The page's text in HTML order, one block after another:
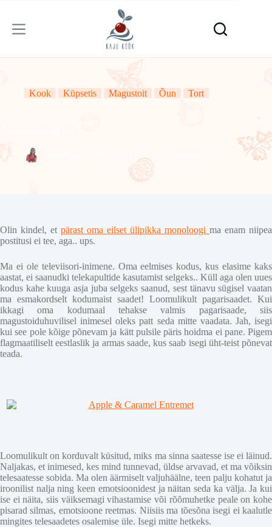
content
Kook Küpsetis Magustoit Õun Tort
Olin kindel, et pärast oma eilset ülipikka monoloogi ma enam niipea
postitusi ei tee, aga.. ups.
Ma ei ole televiisori-inimene. Oma eelmises kodus, kus elasime kaks
aastat, ei saanudki telekapultide kasutamist selgeks.. Küll aga olen uues
kodus kahe kuuga asja juba selgeks saanud, sest tänavu sügisel vaatan
ma esmakordselt kodumaist saadet! Loomulikult pagarisaadet. Kui
ikkagi oma kodumaal tehakse valmis pagarisaade, siis
magustoiduhuvilisel inimesel oleks patt seda mitte vaadata. Jah, isegi
kui see pole kõige põnevam ja kätt pulsile päris hoidma ei pane. Pigem
flagmaatiliselt eestlaslik ja armas saade, kus saab isegi üht-teist põnevat
teada.
Loomulikult on korduvalt küsitud, miks ma sinna saatesse ise ei läinud.
Naljakas, et inimesed, kes mind tunnevad, üldse arvavad, et ma võiksin
telesaatesse sobida. Ma olen äärmiselt valjuhäälne, teen palju kohatut ja
iroonilist nalja ning keen emotsioonidest ja näitan seda ka välja. Ja kui
ise ei näita, siis väiksemagi vihastamise või rõõmuhetke peale on kohe
pisarad silmas, emotsioone reetmas. Niisiis ma tõesõna isegi ei kaalutle
mingites telesaadetes osalemise üle. Isegi mitte hetkeks.